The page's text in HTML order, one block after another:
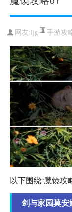
网友:ljg 手游攻
以下围绕“魔镜攻
剑与家园莫